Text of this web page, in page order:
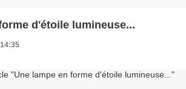
d'étoile lumineuse...